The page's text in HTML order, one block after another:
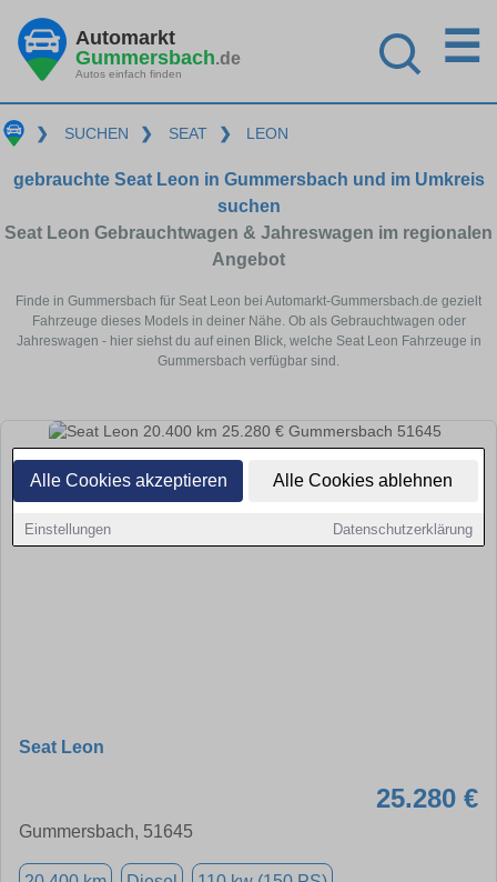
Alle Cookies akzeptieren Alle Cookies ablehnen
Einstellungen Datenschutzerklärung
Automarkt
Gummersbach.de
Autos einfach finden
☰
❯ SUCHEN ❯ SEAT ❯ LEON
gebrauchte Seat Leon in Gummersbach und im Umkreis
suchen
Seat Leon Gebrauchtwagen & Jahreswagen im regionalen
Angebot
Finde in Gummersbach für Seat Leon bei Automarkt-Gummersbach.de gezielt
Fahrzeuge dieses Models in deiner Nähe. Ob als Gebrauchtwagen oder
Jahreswagen - hier siehst du auf einen Blick, welche Seat Leon Fahrzeuge in
Gummersbach verfügbar sind.
Seat Leon
25.280 €
Gummersbach, 51645